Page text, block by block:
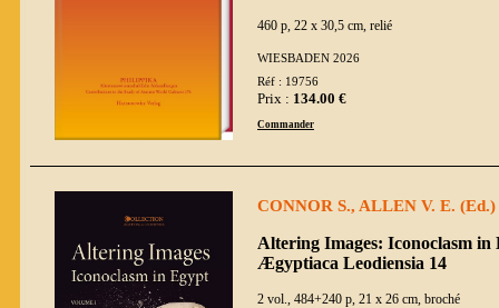
460 p, 22 x 30,5 cm, relié
WIESBADEN 2026
Réf : 19756
Prix : 134.00 €
Commander
CONNOR S., ALLEN V. E. (Ed.)
Altering Images: Iconoclasm
Ægyptiaca Leodiensia 14
2 vol., 484+240 p, 21 x 26 cm, broché